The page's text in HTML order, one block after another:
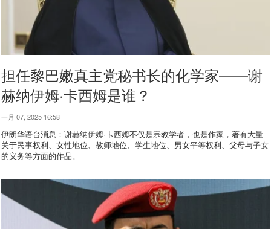
担任黎巴嫩真主党秘书长的化学家——谢
赫纳伊姆·卡西姆是谁？
一月 07, 2025 16:58
伊朗华语台消息：谢赫纳伊姆·卡西姆不仅是宗教学者，也是作家，著有大量
关于民事权利、女性地位、教师地位、学生地位、男女平等权利、父母与子女
的义务等方面的作品。